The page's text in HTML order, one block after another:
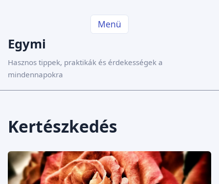
Menü
Egymi
Hasznos tippek, praktikák és érdekességek a
mindennapokra
Kertészkedés